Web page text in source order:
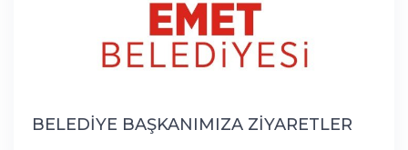
BELEDİYE BAŞKANIMIZA ZİYARETLER